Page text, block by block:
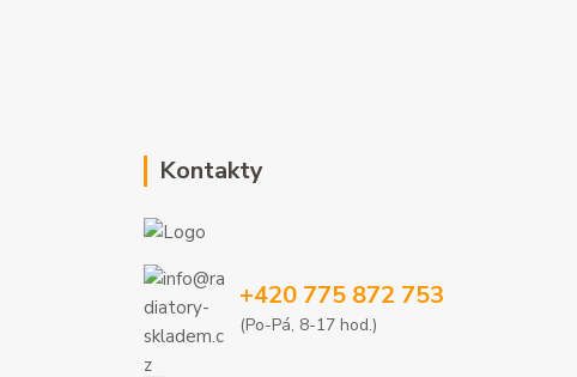
Kontakty
+420 775 872 753
(Po-Pá, 8-17 hod.)